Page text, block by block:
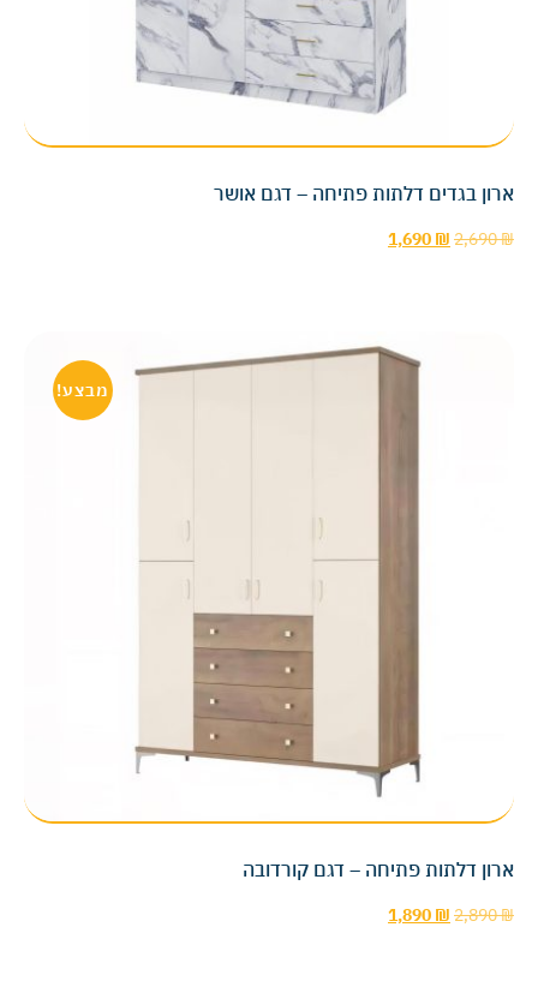
ארון בגדים דלתות פתיחה – דגם אושר
2,690₪
1,690 ₪
מבצע!
ארון דלתות פתיחה – דגם קורדובה
2,890₪
1,890 ₪